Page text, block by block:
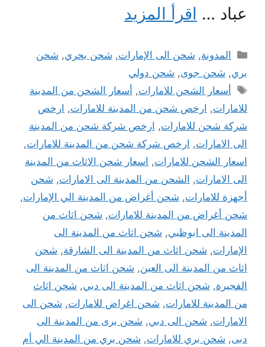
عباد … اقرأ المزيد
التصنيفات
المدونة, شحن الى الإمارات, شحن بحري, شحن
بري, شحن جوى, شحن دولي
الوسوم
أسعار الشحن للامارات, أسعار الشحن من المدينة
للامارات, ارخص شحن من المدينة للامارات, ارخص
شركة شحن للامارات, ارخص شركة شحن من المدينة
الى الامارات, ارخص شركة شحن من المدينة للامارات,
اسعار الشحن للامارات, اسعار شحن الاثاث من المدينة
الى الامارات, الشحن من المدينة الى الامارات, شحن
أجهزة للامارات, شحن أغراض من المدينة الي الإمارات,
شحن أغراض من المدينة للامارات, شحن اثاث من
المدينة الى ابوظبي, شحن اثاث من المدينة الى
الإمارات, شحن اثاث من المدينة الى الشارقة, شحن
اثاث من المدينة الى العين, شحن اثاث من المدينة الى
الفجيرة, شحن اثاث من المدينة الى دبي, شحن اثاث
من المدينة للامارات, شحن اغراض للامارات, شحن الى
الامارات, شحن الى دبي, شحن برى من المدينة الى
دبى, شحن بري للامارات, شحن بري من المدينة الي أم